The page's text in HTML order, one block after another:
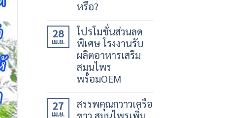
หรือ?
28
เม.ย.
โปรโมชั่นส่วนลด
พิเศษ โรงงานรับ
ผลิตอาหารเสริม
สมุนไพร
พร้อมOEM
27
เม.ย.
สรรพคุณกวาวเครือ